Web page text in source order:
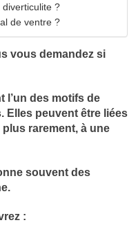
?
de ventre ?
vous demandez si
l’un des motifs de
Elles peuvent être liées
rarement, à une
souvent des
: